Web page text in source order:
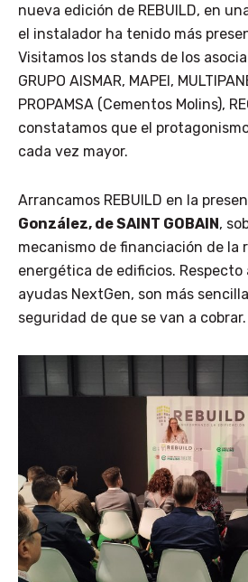
nueva edición de REBUILD, en
el instalador ha tenido más
Visitamos los stands de los
GRUPO AISMAR, MAPEI,
PROPAMSA (Cementos Molins),
constatamos que el
cada vez mayor.
Arrancamos REBUILD en la
González, de SAINT GOBAIN,
mecanismo de financiación de la
energética de edificios. Respecto
ayudas NextGen, son más
seguridad de que se van a cobrar.